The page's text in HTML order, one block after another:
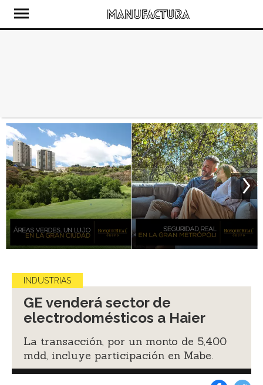
INDUSTRIAS
GE venderá sector de
electrodomésticos a Haier
La transacción, por un monto de 5,400
mdd, incluye participación en Mabe.